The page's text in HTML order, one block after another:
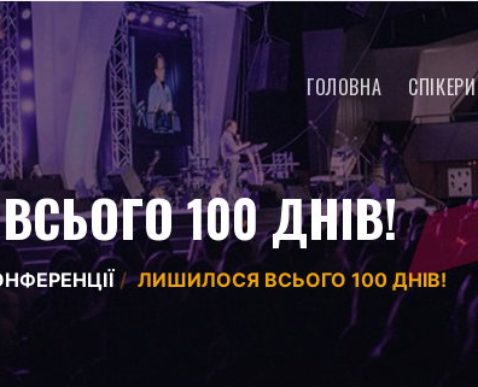
ГОЛОВНА СПІКЕРИ
100 ДНІВ!
ЛИШИЛОСЯ ВСЬОГО 100 ДНІВ!